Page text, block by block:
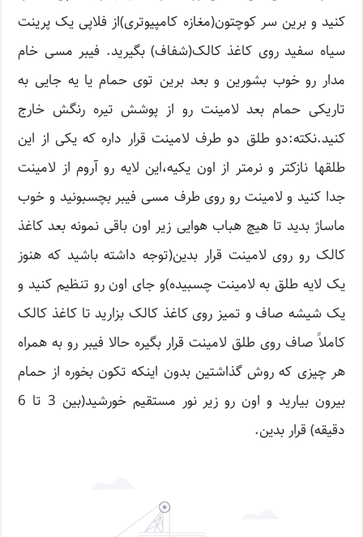
کنید و برین سر کوچتون(مغازه کامپیوتری)از فلاپی یک پرینت
سیاه سفید روی کاغذ کالک(شفاف) بگیرید. فیبر مسی خام
مدار رو خوب بشورین و بعد برین توی حمام یا یه جایی به
تاریکی حمام بعد لامینت رو از پوشش تیره رنگش خارج
کنید.نکته:دو طلق دو طرف لامینت قرار داره که یکی از این
طلقها نازکتر و نرمتر از اون یکیه،این لایه رو آروم از لامینت
جدا کنید و لامینت رو روی طرف مسی فیبر بچسبونید و خوب
ماساژ بدید تا هیچ هباب هوایی زیر اون باقی نمونه بعد کاغذ
کالک رو روی لامینت قرار بدین(توجه داشته باشید که هنوز
یک لایه طلق به لامینت چسبیده)و جای اون رو تنظیم کنید و
یک شیشه صاف و تمیز روی کاغذ کالک بزارید تا کاغذ کالک
کاملاً صاف روی طلق لامینت قرار بگیره حالا فیبر رو به همراه
هر چیزی که روش گذاشتین بدون اینکه تکون بخوره از حمام
بیرون بیارید و اون رو زیر نور مستقیم خورشید(بین 3 تا 6
دقیقه) قرار بدین.